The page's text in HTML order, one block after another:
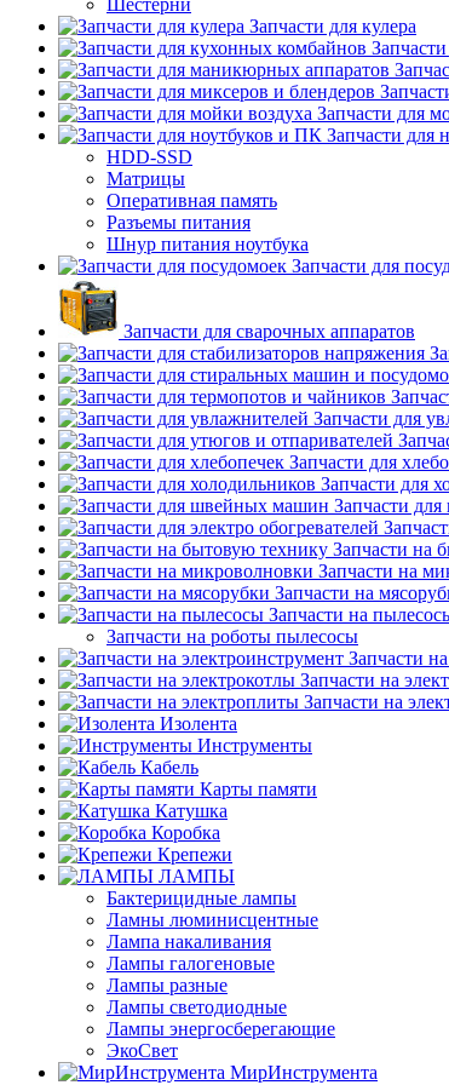
Шестерни
Запчасти для кулера
Запчасти для
Запчасти для
HDD-SSD
Матрицы
Оперативная память
Разъемы питания
Шнур питания ноутбука
Запчасти для
Запчасти для сварочных аппаратов
Запчасти для
Запчасти для
Запчасти для
Запчасти
Запчасти на
Запчасти на
Запчасти на
Запчасти на
Запчасти на роботы пылесосы
Запчасти
Запчасти на
Запчасти на
Изолента
Инструменты
Кабель
Карты памяти
Катушка
Коробка
Крепежи
ЛАМПЫ
Бактерицидные лампы
Ламны люминисцентные
Лампа накаливания
Лампы галогеновые
Лампы разные
Лампы светодиодные
Лампы энергосберегающие
ЭкоСвет
МирИнструмента